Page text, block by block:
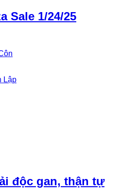
Sale 1/24/25
Lập
độc gan, thận tự